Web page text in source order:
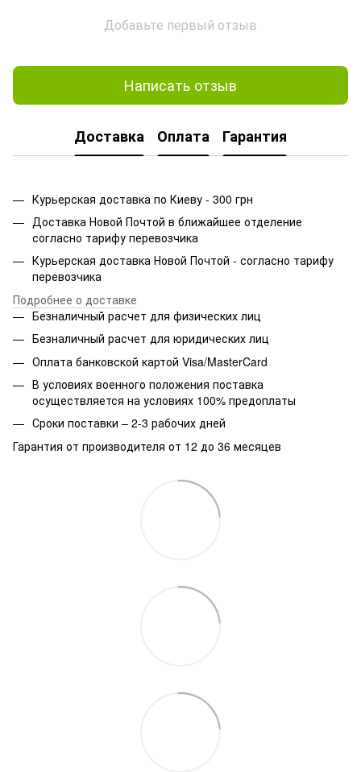
Добавьте первый отзыв
Написать отзыв
Доставка Оплата Гарантия
Курьерская доставка по Киеву - 300 грн
Доставка Новой Почтой в ближайшее отделение
согласно тарифу перевозчика
Курьерская доставка Новой Почтой - согласно тарифу
перевозчика
Подробнее о доставке
Безналичный расчет для физических лиц
Безналичный расчет для юридических лиц
Оплата банковской картой Visa/MasterCard
В условиях военного положения поставка
осуществляется на условиях 100% предоплаты
Сроки поставки – 2-3 рабочих дней
Гарантия от производителя от 12 до 36 месяцев